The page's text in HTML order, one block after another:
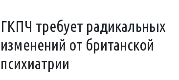
ГКПЧ требует радикальных
изменений от британской
психиатрии